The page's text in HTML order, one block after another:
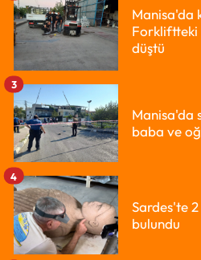
Manisa'da
Forkliftteki
düştü
Manisa'da
baba ve
3
Sardes'te 2
bulundu
4